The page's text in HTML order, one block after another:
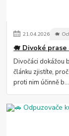
21.04.2026 🐗
🐗 Divoké
Divočáci dokážou
článku zjistíte,
proti nim účinně